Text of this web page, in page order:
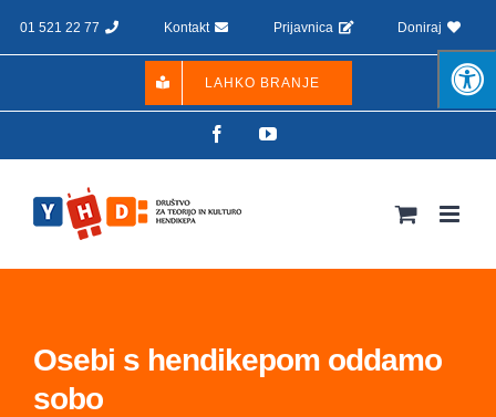
01 521 22 77 Kontakt Prijavnica Doniraj
LAHKO BRANJE
FacebookYouTube
Osebi s hendikepom oddamo
sobo